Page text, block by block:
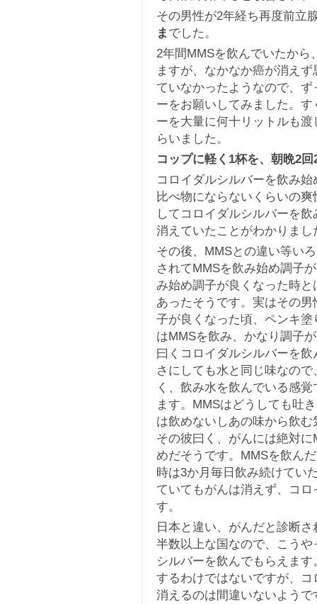
その男性が2年経ち再度前立
ま でした。
2年間MMSを飲んでいたか
ますが、なかなか癌が消え
ていなかったようなので、
ーをお願いしてみました。
ーを大量に何十リットルも
らいました。
コップに軽く1杯を、朝晩2
コロイダルシルバーを飲み
比べ物にならないくらいの
してコロイダルシルバーを
消えていたことがわかりまし
その後、MMSとの違い等い
されてMMSを飲み始め調子
み始め調子が良くなった時
あったそうです。実はその
子が良くなった頃、ペンキ
はMMSを飲み、かなり調子
曰くコロイダルシルバーを
さにしても水と同じ味なの
く、飲み水を飲んでいる感
ます。MMSはどうしても吐
は飲めないしあの味から飲
その彼曰く、がんには絶対
めだそうです。MMSを飲ん
時は3か月毎日飲み続けてい
ていてもがんは消えず、コ
す。
日本と違い、がんだと診断
半数以上な国なので、こう
シルバーを飲んでもらえま
するわけではないですが、
消えるのは間違いないよう